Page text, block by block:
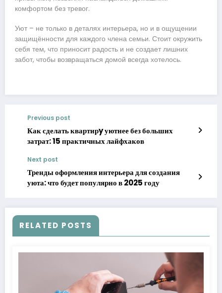
комфортом без тревог.
Уют – не только в деталях интерьера, но и в ощущении
защищённости для каждого члена семьи. Стоит окружить
себя тем, что приносит радость и не создает лишних
забот, чтобы возвращаться домой всегда хотелось.
Previous post
Как сделать квартирy уютнее без больших
затрат: 15 практичных лайфхаков
Next post
Тренды оформления интерьера для создания
уюта: что будет популярно в 2025 году
RELATED POSTS